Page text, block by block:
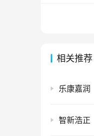
相关推荐
乐康嘉润
智新浩正